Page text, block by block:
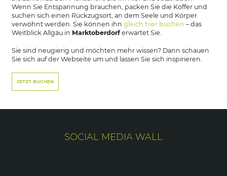
Wenn Sie Entspannung brauchen, packen Sie die Koffer und
suchen sich einen Rückzugsort, an dem Seele und Körper
verwöhnt werden. Sie können ihn gleich hier buchen – das
Weitblick Allgäu in Marktoberdorferwartet Sie.
Sie sind neugierig und möchten mehr wissen? Dann schauen
Sie sich auf der Webseite um und lassen Sie sich inspirieren.
JETZT BUCHEN
SOCIAL MEDIA WALL